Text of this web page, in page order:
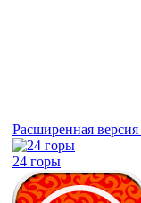
Расширенная версия
24 горы